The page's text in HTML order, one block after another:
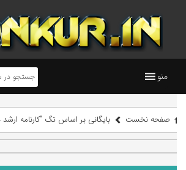
منو
صفحه نخست بایگانی بر اساس تگ "کارنامه ارشد 94"